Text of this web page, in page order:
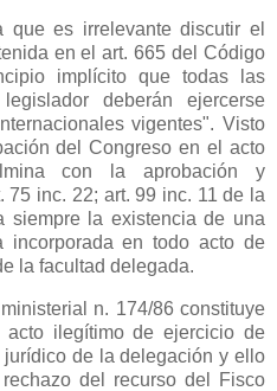
que es irrelevante discutir el
en el art. 665 del Código
implícito que todas las
deberán ejercerse
vigentes". Visto
del Congreso en el acto
con la aprobación y
75 inc. 22; art. 99 inc. 11 de la
siempre la existencia de una
incorporada en todo acto de
la facultad delegada.
n. 174/86 constituye
ilegítimo de ejercicio de
de la delegación y ello
del recurso del Fisco